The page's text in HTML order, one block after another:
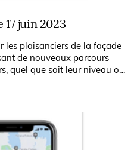
juin 2023
les plaisanciers de la façade
de nouveaux parcours
quel que soit leur niveau ou